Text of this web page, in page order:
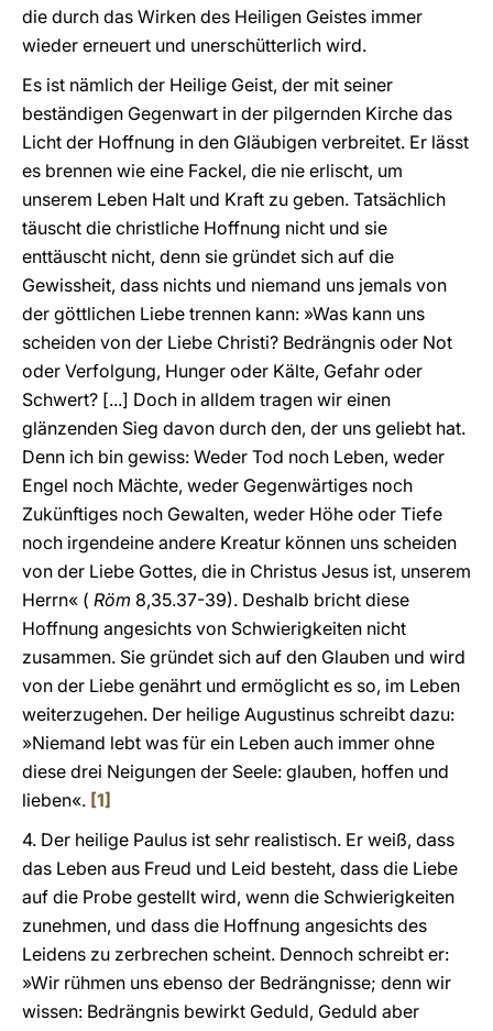
die durch das Wirken des Heiligen Geistes immer
wieder erneuert und unerschütterlich wird.
Es ist nämlich der Heilige Geist, der mit seiner
beständigen Gegenwart in der pilgernden Kirche das
Licht der Hoffnung in den Gläubigen verbreitet. Er lässt
es brennen wie eine Fackel, die nie erlischt, um
unserem Leben Halt und Kraft zu geben. Tatsächlich
täuscht die christliche Hoffnung nicht und sie
enttäuscht nicht, denn sie gründet sich auf die
Gewissheit, dass nichts und niemand uns jemals von
der göttlichen Liebe trennen kann: »Was kann uns
scheiden von der Liebe Christi? Bedrängnis oder Not
oder Verfolgung, Hunger oder Kälte, Gefahr oder
Schwert? [...] Doch in alldem tragen wir einen
glänzenden Sieg davon durch den, der uns geliebt hat.
Denn ich bin gewiss: Weder Tod noch Leben, weder
Engel noch Mächte, weder Gegenwärtiges noch
Zukünftiges noch Gewalten, weder Höhe oder Tiefe
noch irgendeine andere Kreatur können uns scheiden
von der Liebe Gottes, die in Christus Jesus ist, unserem
Herrn« ( Röm 8,35.37-39). Deshalb bricht diese
Hoffnung angesichts von Schwierigkeiten nicht
zusammen. Sie gründet sich auf den Glauben und wird
von der Liebe genährt und ermöglicht es so, im Leben
weiterzugehen. Der heilige Augustinus schreibt dazu:
»Niemand lebt was für ein Leben auch immer ohne
diese drei Neigungen der Seele: glauben, hoffen und
lieben«. [1]
4. Der heilige Paulus ist sehr realistisch. Er weiß, dass
das Leben aus Freud und Leid besteht, dass die Liebe
auf die Probe gestellt wird, wenn die Schwierigkeiten
zunehmen, und dass die Hoffnung angesichts des
Leidens zu zerbrechen scheint. Dennoch schreibt er:
»Wir rühmen uns ebenso der Bedrängnisse; denn wir
wissen: Bedrängnis bewirkt Geduld, Geduld aber